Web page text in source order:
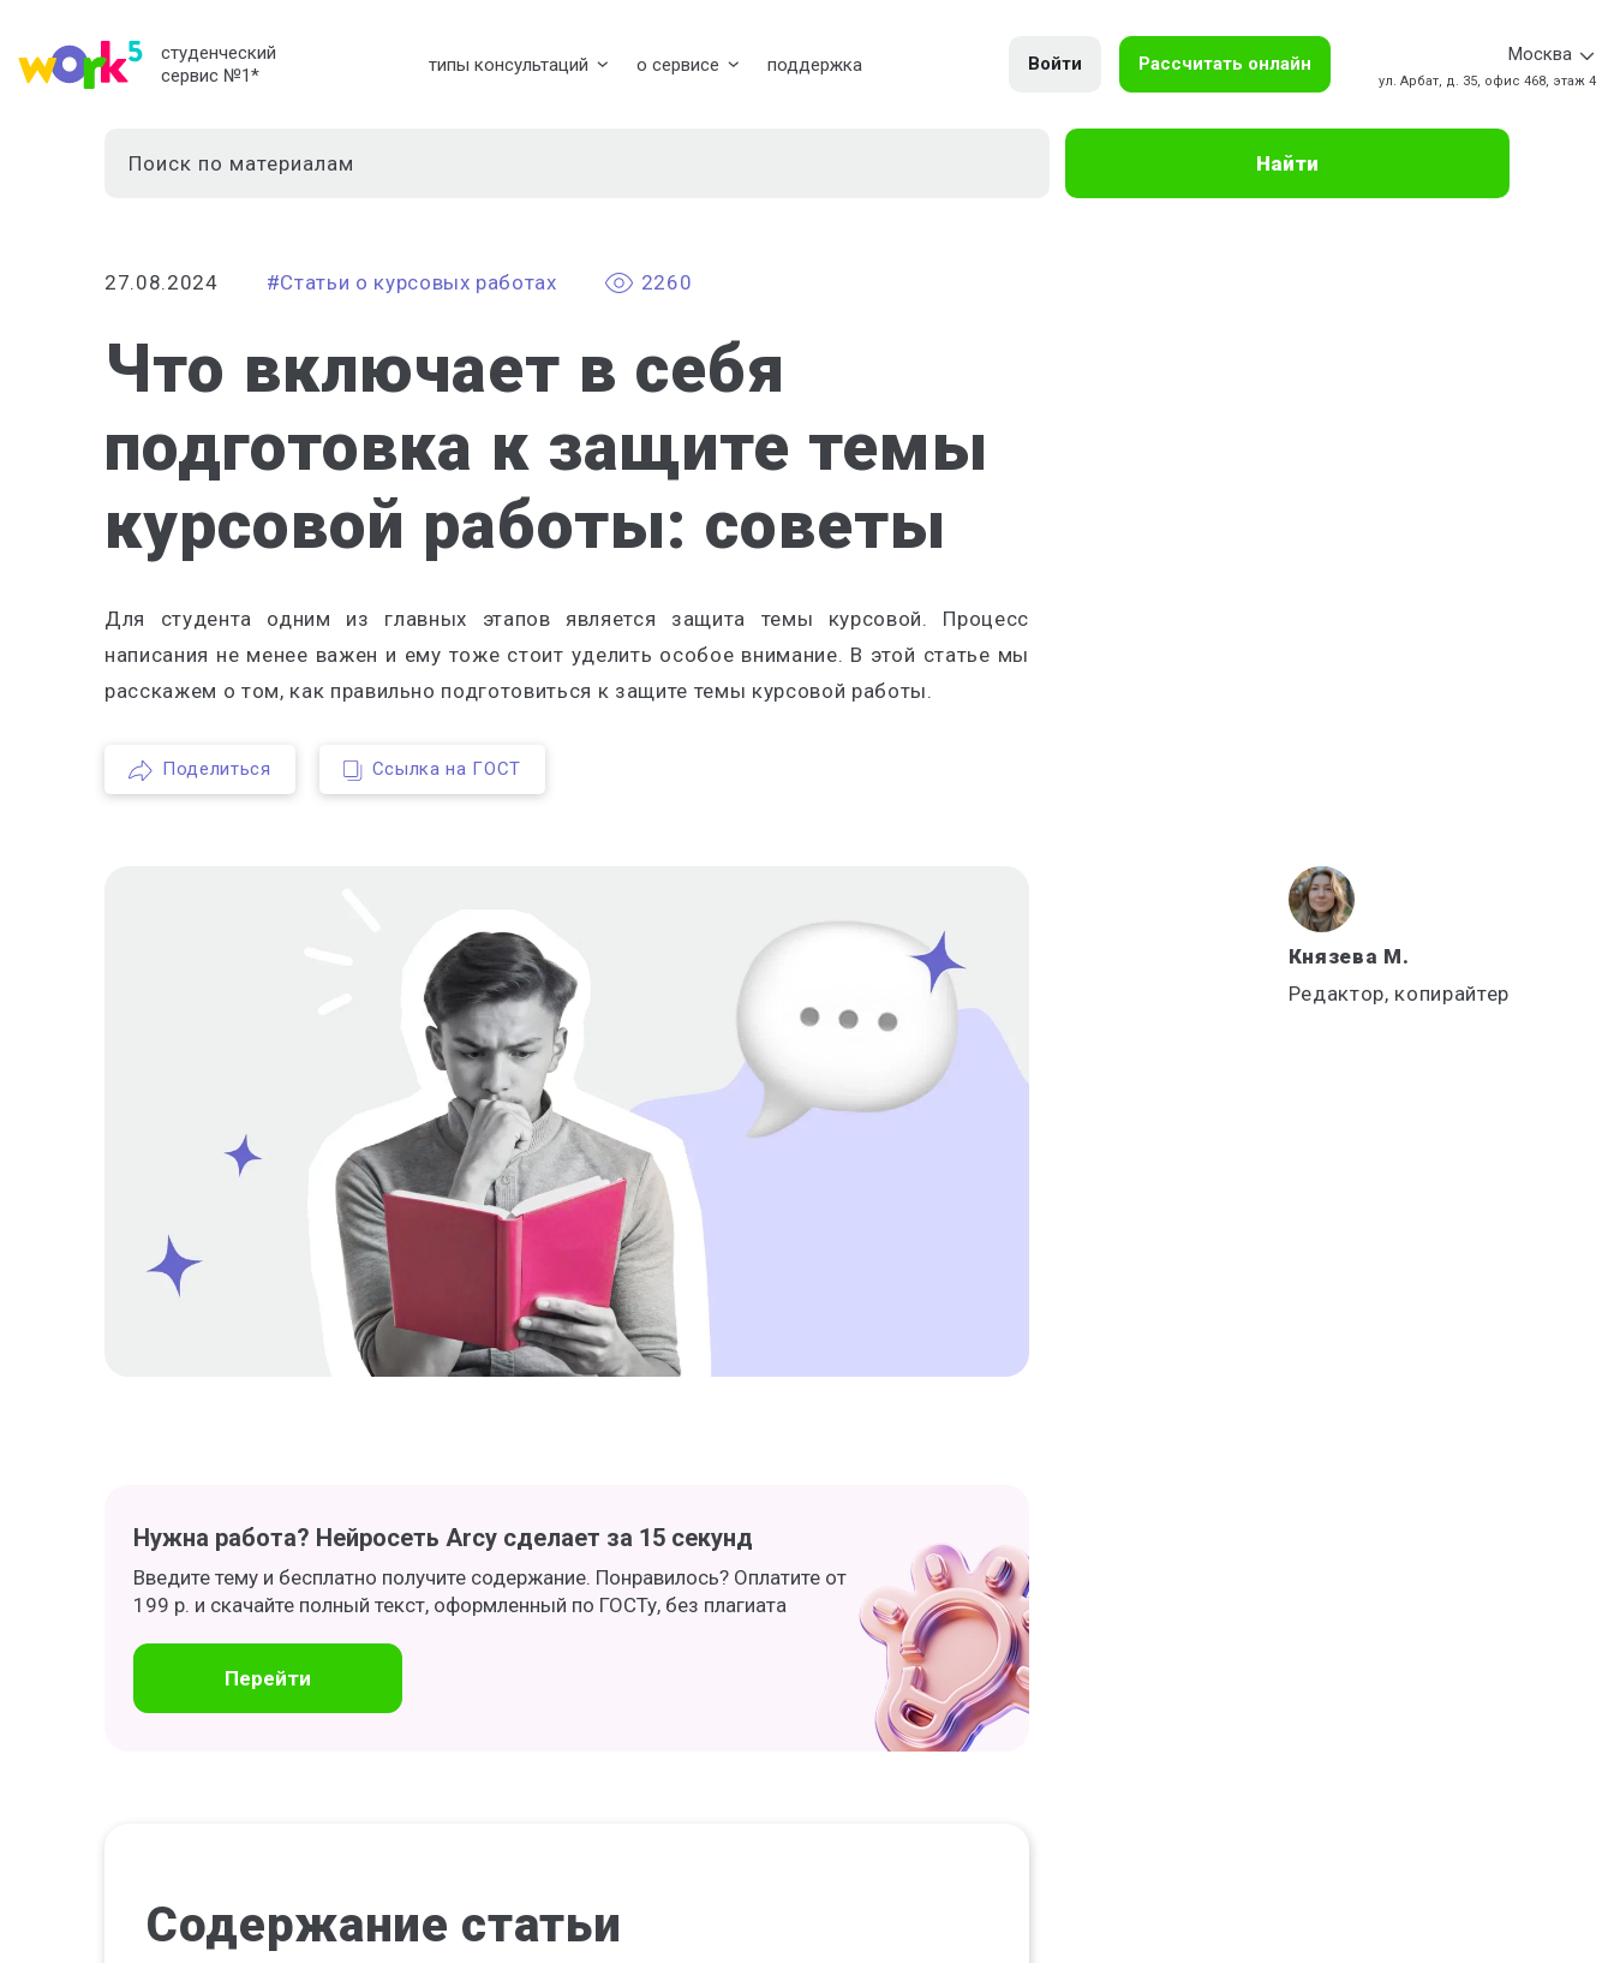
студенческий
сервис №1* типы консультаций о сервисе поддержка Войти Рассчитать онлайн Москва
ул. Арбат, д. 35, офис 468, этаж 4
Найти
27.08.2024 #Статьи о курсовых работах 2260
Что включает в себя
подготовка к защите темы
курсовой работы: советы
Для студента одним из главных этапов является защита темы курсовой. Процесс
написания не менее важен и ему тоже стоит уделить особое внимание. В этой статье мы
расскажем о том, как правильно подготовиться к защите темы курсовой работы.
Поделиться Ссылка на ГОСТ
Князева М.
Редактор, копирайтер
Нужна работа? Нейросеть Arcy сделает за 15 секунд
Введите тему и бесплатно получите содержание. Понравилось? Оплатите от
199 р. и скачайте полный текст, оформленный по ГОСТу, без плагиата
Перейти
Содержание статьи